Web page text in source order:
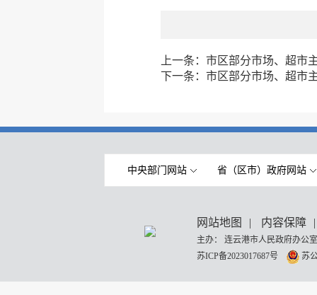
上一条： 市区部分市场、超市
下一条： 市区部分市场、超市
中央部门网站 省（区市）政府网站
网站地图 | 内容保障 |
主办： 连云港市人民政府办
苏ICP备2023017687号
苏